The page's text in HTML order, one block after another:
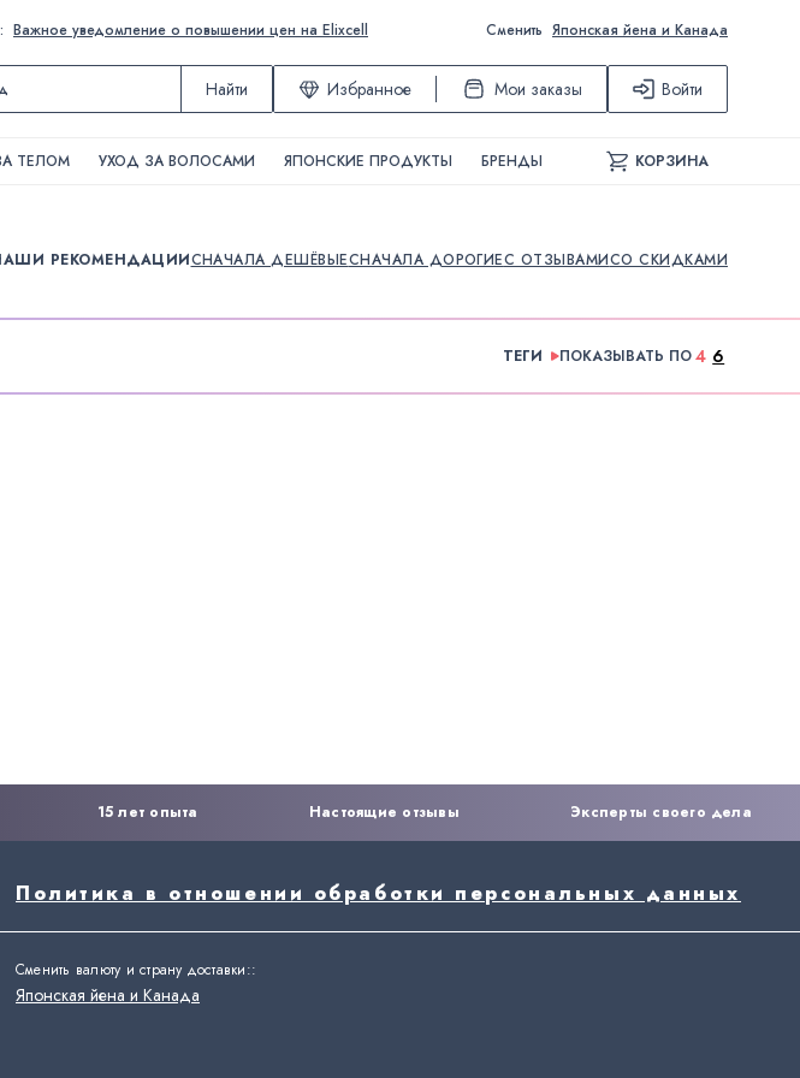
Важное уведомление о повышении цен на Elixcell Сменить Японская йена и Канада
Найти Избранное Мои заказы Войти
ТЕЛОМ УХОД ЗА ВОЛОСАМИ ЯПОНСКИЕ ПРОДУКТЫ БРЕНДЫ КОРЗИНА
РЕКОМЕНДАЦИИСНАЧАЛА ДЕШЁВЫЕСНАЧАЛА ДОРОГИЕС ОТЗЫВАМИСО СКИДКАМИ
ТЕГИ ПОКАЗЫВАТЬ ПО4 6
15 лет опыта Настоящие отзывы Эксперты своего дела
Политика в отношении обработки персональных данных
Сменить валюту и страну доставки::
Японская йена и Канада